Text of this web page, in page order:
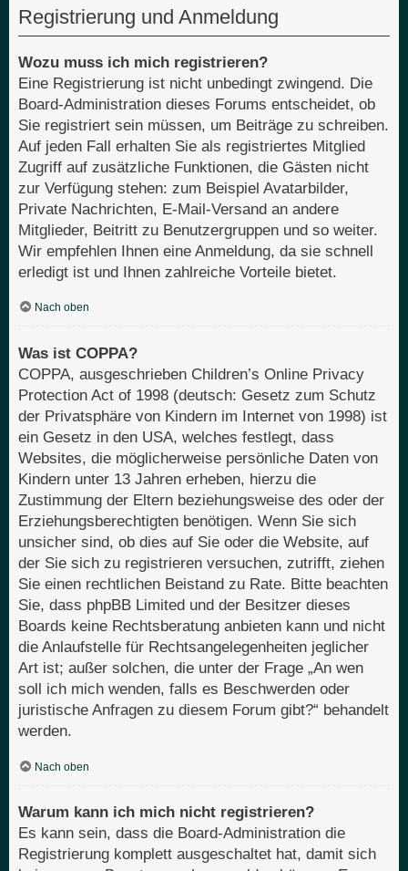
Registrierung und Anmeldung
Wozu muss ich mich registrieren?
Eine Registrierung ist nicht unbedingt zwingend. Die
Board-Administration dieses Forums entscheidet, ob
Sie registriert sein müssen, um Beiträge zu schreiben.
Auf jeden Fall erhalten Sie als registriertes Mitglied
Zugriff auf zusätzliche Funktionen, die Gästen nicht
zur Verfügung stehen: zum Beispiel Avatarbilder,
Private Nachrichten, E-Mail-Versand an andere
Mitglieder, Beitritt zu Benutzergruppen und so weiter.
Wir empfehlen Ihnen eine Anmeldung, da sie schnell
erledigt ist und Ihnen zahlreiche Vorteile bietet.
Nach oben
Was ist COPPA?
COPPA, ausgeschrieben Children’s Online Privacy
Protection Act of 1998 (deutsch: Gesetz zum Schutz
der Privatsphäre von Kindern im Internet von 1998) ist
ein Gesetz in den USA, welches festlegt, dass
Websites, die möglicherweise persönliche Daten von
Kindern unter 13 Jahren erheben, hierzu die
Zustimmung der Eltern beziehungsweise des oder der
Erziehungsberechtigten benötigen. Wenn Sie sich
unsicher sind, ob dies auf Sie oder die Website, auf
der Sie sich zu registrieren versuchen, zutrifft, ziehen
Sie einen rechtlichen Beistand zu Rate. Bitte beachten
Sie, dass phpBB Limited und der Besitzer dieses
Boards keine Rechtsberatung anbieten kann und nicht
die Anlaufstelle für Rechtsangelegenheiten jeglicher
Art ist; außer solchen, die unter der Frage „An wen
soll ich mich wenden, falls es Beschwerden oder
juristische Anfragen zu diesem Forum gibt?“ behandelt
werden.
Nach oben
Warum kann ich mich nicht registrieren?
Es kann sein, dass die Board-Administration die
Registrierung komplett ausgeschaltet hat, damit sich